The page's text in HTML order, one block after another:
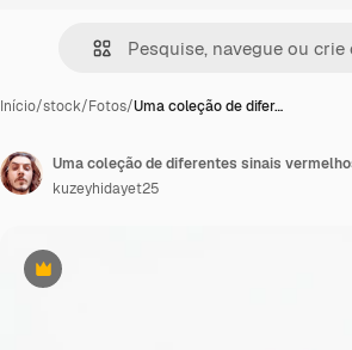
Início/stock/Fotos/Uma coleção de difer…
Premium
Uma coleção de diferentes sinais
kuzeyhidayet25